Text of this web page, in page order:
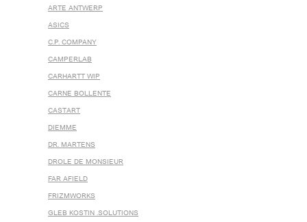
ARTE ANTWERP
ASICS
C.P. COMPANY
CAMPERLAB
CARHARTT WIP
CARNE BOLLENTE
CASTART
DIEMME
DR. MARTENS
DROLE DE MONSIEUR
FAR AFIELD
FRIZMWORKS
GLEB KOSTIN .SOLUTIONS